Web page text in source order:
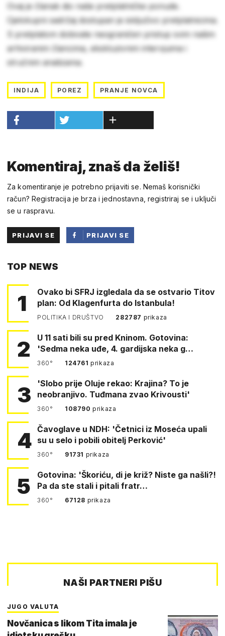
Ovaj je članak dio naše pretplatničke ponude.
Cjelokupni sadržaj dostupan je isključivo pretplatnicima.
S pretplatom dobivate neograničen pristup svim našim
arhiviranim člancima, ekskluzivnim intervjuima i
stručnim analizama.
INDIJA POREZ PRANJE NOVCA
Komentiraj, znaš da želiš!
Za komentiranje je potrebno prijaviti se. Nemaš korisnički
račun? Registracija je brza i jednostavna, registriraj se i uključi
se u raspravu.
PRIJAVI SE
PRIJAVI SE
TOP NEWS
1
Ovako bi SFRJ izgledala da se ostvario Titov
plan: Od Klagenfurta do Istanbula!
POLITIKA I DRUŠTVO 282787 prikaza
2
U 11 sati bili su pred Kninom. Gotovina:
'Sedma neka uđe, 4. gardijska neka g…
360° 124761prikaza
3
'Slobo prije Oluje rekao: Krajina? To je
neobranjivo. Tuđmana zvao Krivousti'
360° 108790prikaza
4 Čavoglave u NDH: 'Četnici iz Moseća upali
su u selo i pobili obitelj Perković'
360° 91731 prikaza
5
Gotovina: 'Škoriću, di je križ? Niste ga našli?!
Pa da ste stali i pitali fratr…
360° 67128 prikaza
NAŠI PARTNERI PIŠU
JUGO VALUTA
Novčanica s likom Tita imala je